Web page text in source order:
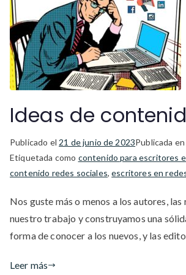
Ideas de
Publicado el 21 de junio de 2023Publicada
Etiquetada como contenido para escritores
contenido redes sociales,escritores en
Nos guste más o menos a los autores,
nuestro trabajo y construyamos una
forma de conocer a los nuevos, y las
Leer más